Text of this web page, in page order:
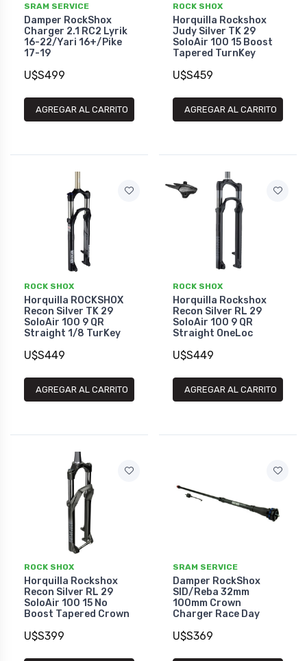
SRAM SERVICE
Damper RockShox
Charger 2.1 RC2 Lyrik
16-22/Yari 16+/Pike
17-19
U$S499
AGREGAR AL CARRITO
ROCK SHOX
Horquilla Rockshox
Judy Silver TK 29
SoloAir 100 15 Boost
Tapered TurnKey
U$S459
AGREGAR AL CARRITO
ROCK SHOX
Horquilla ROCKSHOX
Recon Silver TK 29
SoloAir 100 9 QR
Straight 1/8 TurKey
U$S449
AGREGAR AL CARRITO
ROCK SHOX
Horquilla Rockshox
Recon Silver RL 29
SoloAir 100 9 QR
Straight OneLoc
U$S449
AGREGAR AL CARRITO
ROCK SHOX
Horquilla Rockshox
Recon Silver RL 29
SoloAir 100 15 No
Boost Tapered Crown
U$S399
SRAM SERVICE
Damper RockShox
SID/Reba 32mm
100mm Crown
Charger Race Day
U$S369